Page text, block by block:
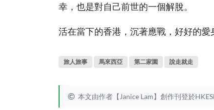
幸，也是對自己前世的一個解脫。
活在當下的香港，沉著應戰，好好的愛
旅人旅事 馬來西亞 第二家園 說走就走
本文由作者【Janice Lam】創作刊登於